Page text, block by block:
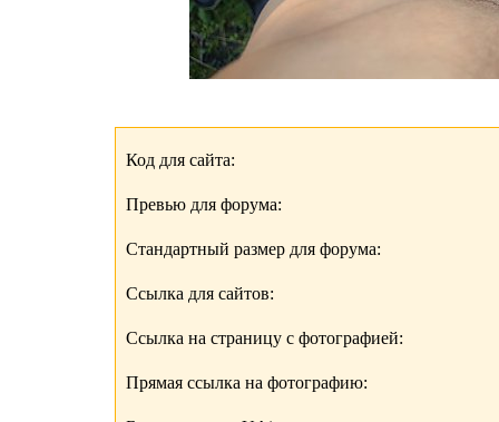
Код для сайта:
Превью для форума:
Стандартный размер для форума:
Ссылка для сайтов:
Ссылка на страницу с фотографией:
Прямая ссылка на фотографию: